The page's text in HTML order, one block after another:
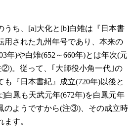
ち、[a]大化と[b]白雉は『日本書
用された九州年号であり、本来の
年)や白雉(652～660年)とは年次(元
。従って、｢大師役小角一代｣の
も『日本書紀』成立(720年)以後と
白鳳も天武元年(672年)を白鳳元年
のようですから(注③)、その成立時
す。